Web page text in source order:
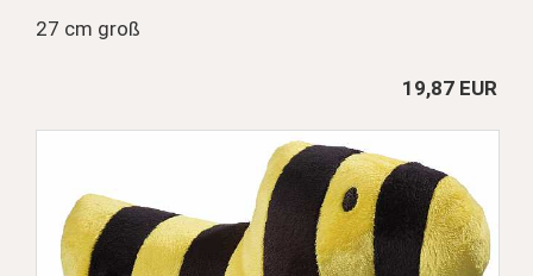
27 cm groß
19,87 EUR